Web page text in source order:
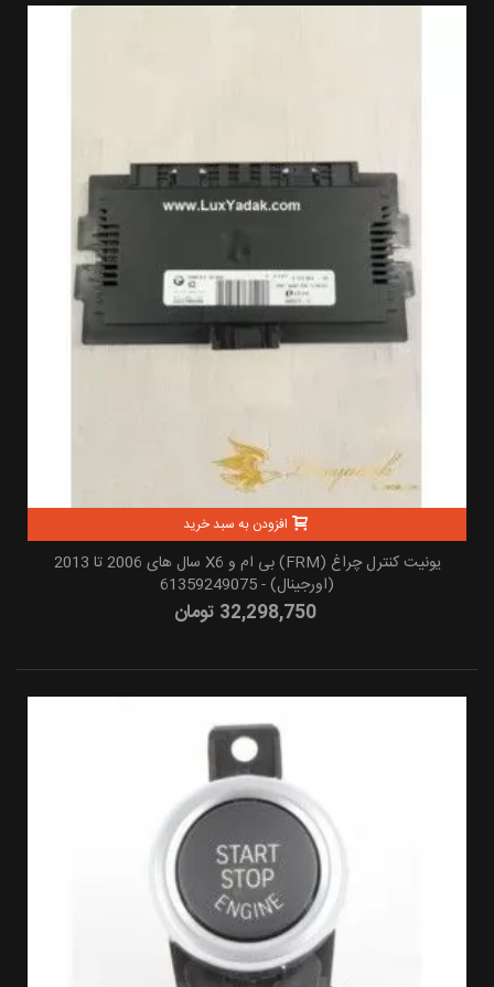
افزودن به سبد خرید
یونیت کنترل چراغ (FRM) بی ام و X6 سال های 2006 تا 2013
(اورجینال) - 61359249075
32,298,750 تومان